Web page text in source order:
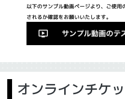
以下のサンプル動画ページより、ご使用
されるか確認をお願いいたします。
オンラインチケ